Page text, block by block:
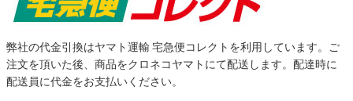
弊社の代金引換はヤマト運輸 宅急便コレクトを利用しています。ご
注文を頂いた後、商品をクロネコヤマトにて配送します。配達時に
配送員に代金をお支払いください。